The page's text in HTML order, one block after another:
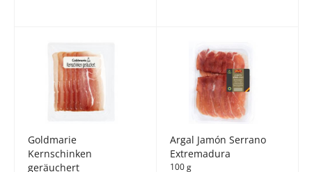
Goldmarie
Kernschinken
geräuchert
Argal Jamón Serrano
Extremadura
100 g